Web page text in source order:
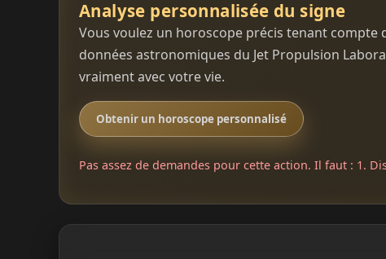
Analyse personnalisée du signe
Vous voulez un horoscope précis tenant compte
données astronomiques du Jet Propulsion
vraiment avec votre vie.
Obtenir un horoscope personnalisé
Pas assez de demandes pour cette action. Il faut : 1.